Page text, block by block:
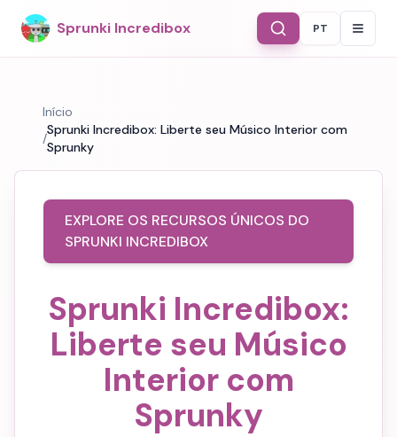
Sprunki Incredibox Select
PT
Início
/
Sprunki Incredibox: Liberte seu Músico Interior com
Sprunky
EXPLORE OS RECURSOS ÚNICOS DO
SPRUNKI INCREDIBOX
Sprunki Incredibox:
Liberte seu Músico
Interior com
Sprunky